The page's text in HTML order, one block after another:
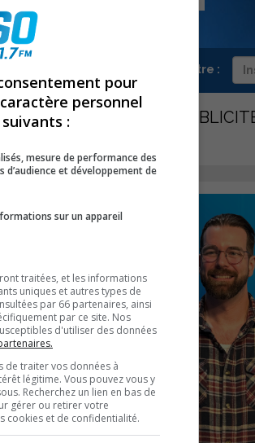
région, abonne-toi à notre infolettre :
CONCOURS
DE SOREL-TRACY
PARTAGEZ
pour
personnel
:
mesure de performance des
et développement de
sur un appareil
traitées, et les informations
uniques et autres types de
par 66 partenaires, ainsi
par ce site. Nos
d'utiliser des données
de traiter vos données à
légitime. Vous pouvez vous y
Recherchez un lien en bas de
gérer ou retirer votre
cookies et de confidentialité.